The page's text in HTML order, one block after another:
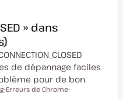
» dans
de dépannage faciles
pour de bon.
Erreurs de Chrome